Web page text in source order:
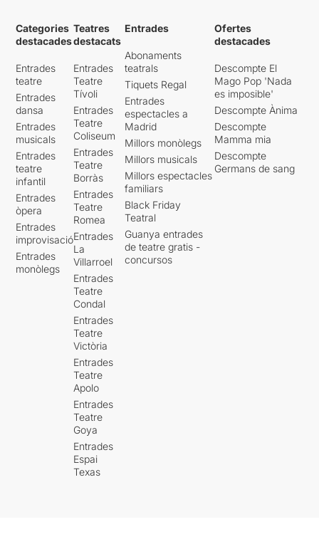
Categories
destacades
Entrades
teatre
Entrades
dansa
Entrades
musicals
Entrades
teatre
infantil
Entrades
òpera
Entrades
improvisació
Entrades
monòlegs
Teatres
destacats
Entrades
Teatre
Tívoli
Entrades
Teatre
Coliseum
Entrades
Teatre
Borràs
Entrades
Teatre
Romea
Entrades
La
Villarroel
Entrades
Teatre
Condal
Entrades
Teatre
Victòria
Entrades
Teatre
Apolo
Entrades
Teatre
Goya
Entrades
Espai
Texas
Entrades
Abonaments
teatrals
Tiquets Regal
Entrades
espectacles a
Madrid
Millors monòlegs
Millors musicals
Millors espectacles
familiars
Black Friday
Teatral
Guanya entrades
de teatre gratis -
concursos
Ofertes
destacades
Descompte El
Mago Pop 'Nada
es imposible'
Descompte Ànima
Descompte
Mamma mia
Descompte
Germans de sang